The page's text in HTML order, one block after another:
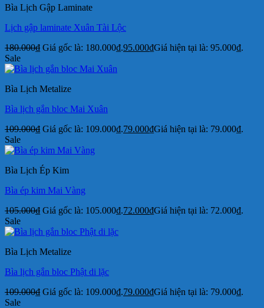
Bìa Lịch Gập Laminate
Lịch gập laminate Xuân Tài Lộc
180.000₫ Giá gốc là: 180.000₫.95.000₫Giá hiện tại là: 95.000₫.
Sale
Bìa Lịch Metalize
Bìa lịch gắn bloc Mai Xuân
109.000₫ Giá gốc là: 109.000₫.79.000₫Giá hiện tại là: 79.000₫.
Sale
Bìa Lịch Ép Kim
Bìa ép kim Mai Vàng
105.000₫ Giá gốc là: 105.000₫.72.000₫Giá hiện tại là: 72.000₫.
Sale
Bìa Lịch Metalize
Bìa lịch gắn bloc Phật di lặc
109.000₫ Giá gốc là: 109.000₫.79.000₫Giá hiện tại là: 79.000₫.
Sale